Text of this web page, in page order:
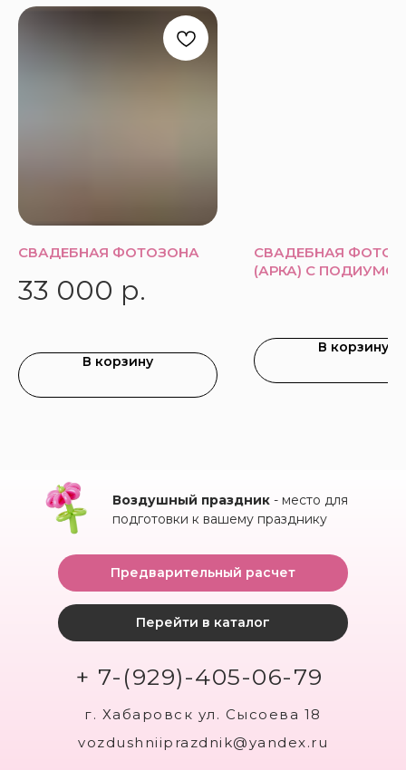
СВАДЕБНАЯ ФОТОЗОНА
33 000 р.
В корзину
СВАДЕБНАЯ
(АРКА) С ПОДИУМО
В корзину
Воздушный праздник - место для
подготовки к вашему празднику
Перейти в каталог
Предварительный расчет
+ 7-(929)-405-06-79
г. Хабаровск ул. Сысоева 18
vozdushniiprazdnik@yandex.ru